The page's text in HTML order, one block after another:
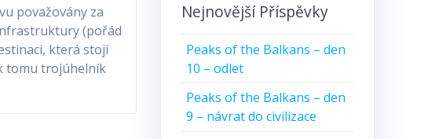
považovány za
(pořád
která stojí
tomu trojúhelník
Nejnovější Příspěvky
Peaks of the Balkans – den
10 – odlet
Peaks of the Balkans – den
9 – návrat do civilizace